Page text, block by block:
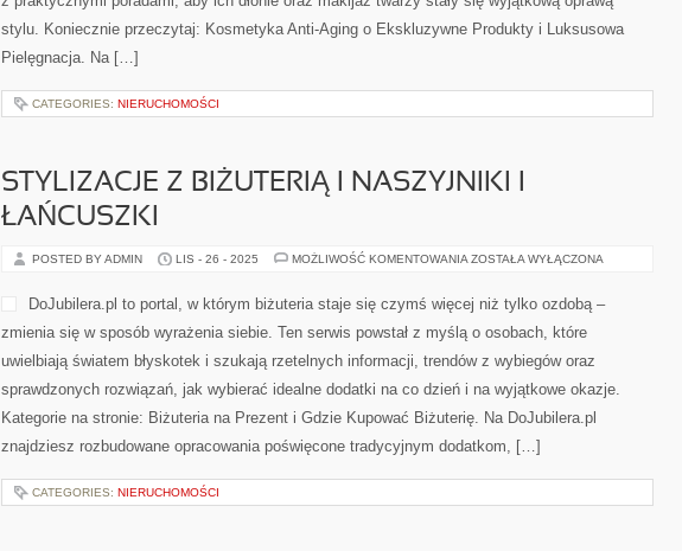
stylu. Koniecznie przeczytaj: Kosmetyka Anti-Aging o Ekskluzywne Produkty i Luksusowa
Pielęgnacja. Na […]
CATEGORIES: NIERUCHOMOŚCI
STYLIZACJE Z BIŻUTERIĄ I NASZYJNIKI I
ŁAŃCUSZKI
POSTED BY ADMIN LIS - 26 - 2025 MOŻLIWOŚĆ KOMENTOWANIA STYLIZACJE
I
NASZYJNIKI
ŁAŃCUSZKI
ZOSTAŁA WYŁĄCZONA
DoJubilera.pl to portal, w którym biżuteria staje się czymś więcej niż tylko ozdobą –
zmienia się w sposób wyrażenia siebie. Ten serwis powstał z myślą o osobach, które
uwielbiają światem błyskotek i szukają rzetelnych informacji, trendów z wybiegów oraz
sprawdzonych rozwiązań, jak wybierać idealne dodatki na co dzień i na wyjątkowe okazje.
Kategorie na stronie: Biżuteria na Prezent i Gdzie Kupować Biżuterię. Na DoJubilera.pl
znajdziesz rozbudowane opracowania poświęcone tradycyjnym dodatkom, […]
CATEGORIES: NIERUCHOMOŚCI